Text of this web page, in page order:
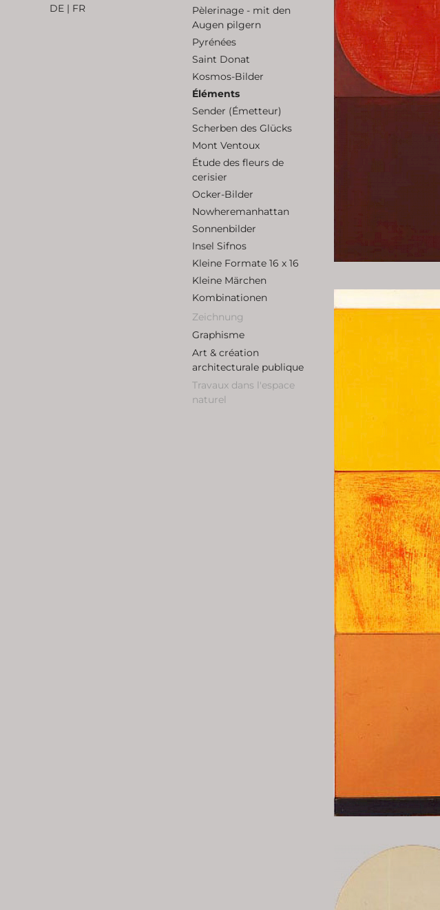
DE | FR
Pèlerinage - mit den
Augen pilgern
Pyrénées
Saint Donat
Kosmos-Bilder
Éléments
Sender (Émetteur)
Scherben des Glücks
Mont Ventoux
Étude des fleurs de
cerisier
Ocker-Bilder
Nowheremanhattan
Sonnenbilder
Insel Sifnos
Kleine Formate 16 x 16
Kleine Märchen
Kombinationen
Zeichnung
Graphisme
Art & création
architecturale publique
Travaux dans l'espace
naturel